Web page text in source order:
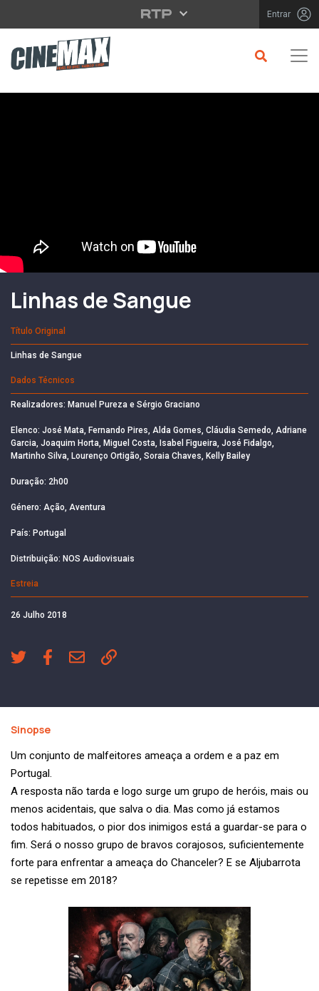
Saltar para o conteúdo principal Entrar
Filme em Cartaz
Linhas de Sangue
Título Original
Linhas de Sangue
Dados Técnicos
Realizadores: Manuel Pureza e Sérgio Graciano
Elenco: José Mata, Fernando Pires, Alda Gomes, Cláudia Semedo, Adriane
Garcia, Joaquim Horta, Miguel Costa, Isabel Figueira, José Fidalgo,
Martinho Silva, Lourenço Ortigão, Soraia Chaves, Kelly Bailey
Duração: 2h00
Género: Ação, Aventura
País: Portugal
Distribuição: NOS Audiovisuais
Estreia
26 Julho 2018
Sinopse
Um conjunto de malfeitores ameaça a ordem e a paz em
Portugal.
A resposta não tarda e logo surge um grupo de heróis, mais ou
menos acidentais, que salva o dia. Mas como já estamos
todos habituados, o pior dos inimigos está a guardar-se para o
fim. Será o nosso grupo de bravos corajosos, suficientemente
forte para enfrentar a ameaça do Chanceler? E se Aljubarrota
se repetisse em 2018?